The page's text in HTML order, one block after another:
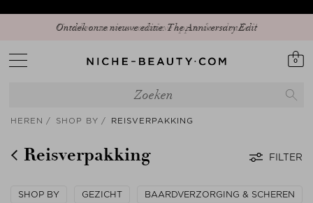
Ontdek onze nieuwe editie: The Anniversary Edit
0
HEREN SHOP BY REISVERPAKKING
Reisverpakking FILTER
SHOP BY GEZICHT BAARDVERZORGING & SCHEREN